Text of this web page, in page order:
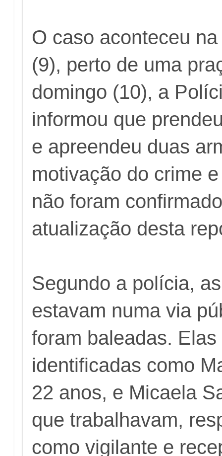
O caso aconteceu
(9), perto de uma
domingo (10), a
informou que
e apreendeu duas
motivação do crime
não foram
atualização desta
Segundo a polícia,
estavam numa via
foram baleadas. Elas
identificadas como
22 anos, e Micaela
que trabalhavam,
como vigilante e